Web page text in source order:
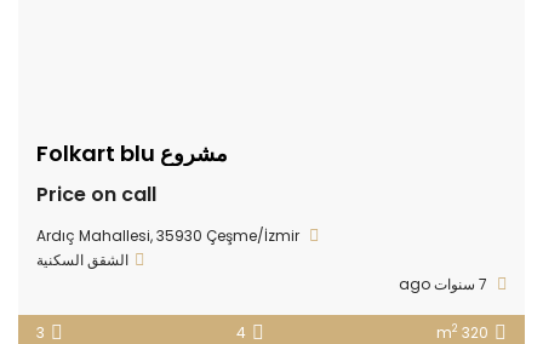
مشروع Folkart blu
Price on call
Ardıç Mahallesi, 35930 Çeşme/İzmir
الشقق السكنية
320 m
2
4
3